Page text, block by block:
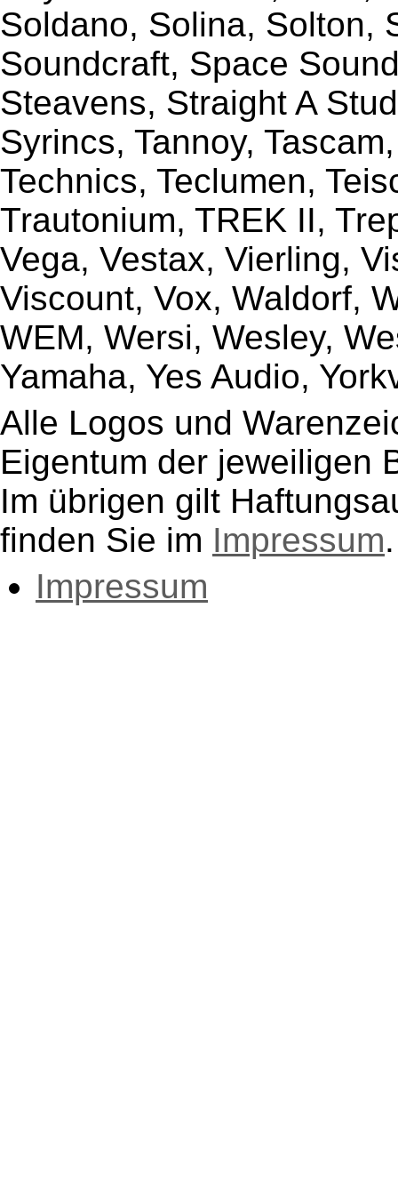
Soldano, Solina, Solton,
Soundcraft, Space
Steavens, Straight A
Syrincs, Tannoy,
Technics, Teclumen,
Trautonium, TREK II,
Vega, Vestax, Vierling,
Viscount, Vox, Waldorf,
WEM, Wersi, Wesley,
Yamaha, Yes Audio,
Alle Logos und
Eigentum der jeweiligen
Im übrigen gilt
finden Sie im Impressum.
Impressum